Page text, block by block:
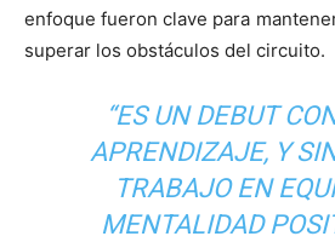
enfoque fueron clave para
superar los obstáculos del circuito.
“ES UN DEBUT
APRENDIZAJE, Y
TRABAJOEN
MENTALIDAD